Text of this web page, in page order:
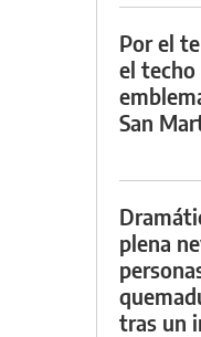
Por el
el techo
San
plena
tras un